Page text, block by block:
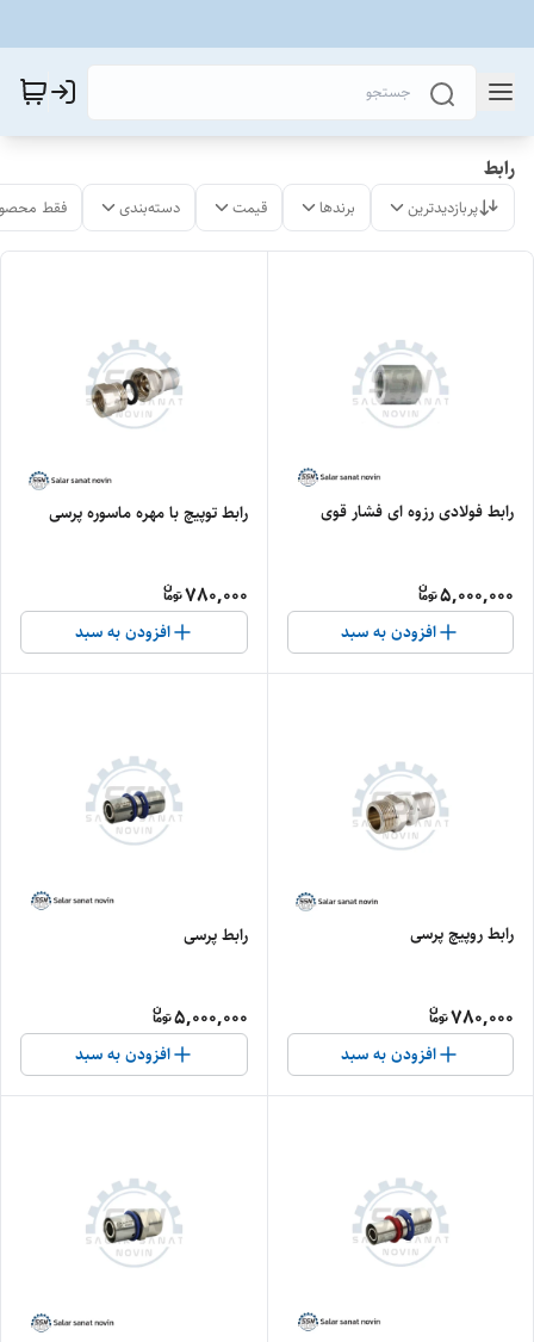
رابط
پربازدیدترین برندها قیمت دسته‌بندی فقط
رابط فولادی رزوه ای فشار قوی
5,000,000
افزودن به سبد
رابط توپیچ با مهره ماسوره پرسی
780,000
افزودن به سبد
رابط روپیچ پرسی
780,000
افزودن به سبد
رابط پرسی
5,000,000
افزودن به سبد